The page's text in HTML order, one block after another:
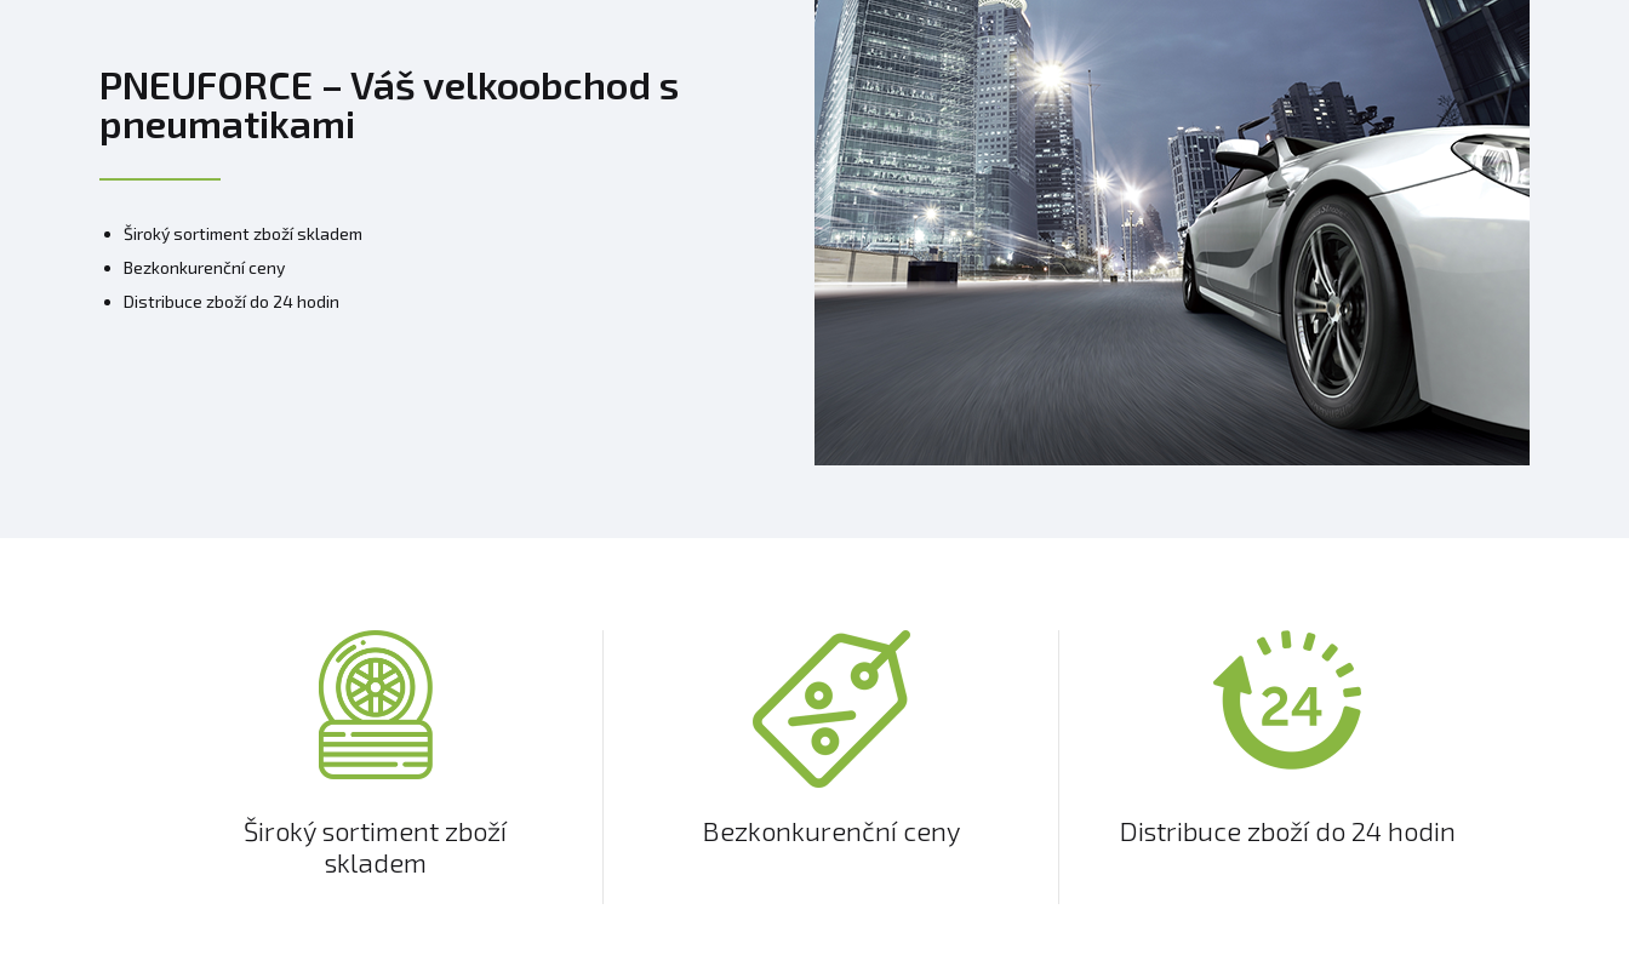
PNEUFORCE – Váš velkoobchod s
pneumatikami
Široký sortiment zboží skladem
Bezkonkurenční ceny
Distribuce zboží do 24 hodin
Široký sortiment zboží
skladem
Bezkonkurenční ceny Distribuce zboží do 24 hodin